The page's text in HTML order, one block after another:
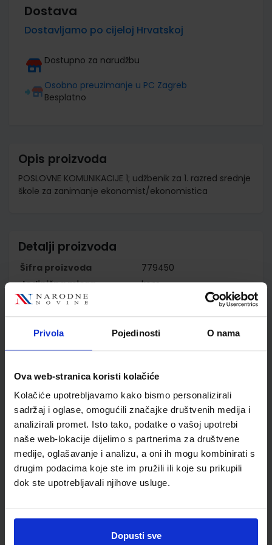
Privola Pojedinosti O nama
Ova web-stranica koristi kolačiće
Kolačiće upotrebljavamo kako bismo personalizirali
sadržaj i oglase, omogućili značajke društvenih medija i
analizirali promet. Isto tako, podatke o vašoj upotrebi
naše web-lokacije dijelimo s partnerima za društvene
medije, oglašavanje i analizu, a oni ih mogu kombinirati s
drugim podacima koje ste im pružili ili koje su prikupili
dok ste upotrebljavali njihove usluge.
Dopusti sve
Dostava
Dostavljamo po cijeloj Hrvatskoj
Dostupno za narudžbu
Osobno preuzimanje u PC Zagreb
Besplatno
Opis proizvoda
POSLOVNE KOMUNIKACIJE 1; udžbenik za 1. razred srednje
škole za zanimanje ekonomist/ekonomistica
Detalji proizvoda
Šifra proizvoda
779450
Jedinična mjera
kom
Nakladnik
ŠKOLSKA KNJIGA d.d.
Autor
Olivera Jurković Majić
Helena Majić
Vrsta škole
3 STRUKOVNA
Nastavni predmet
EKONOMSKE ŠKOLE
Reg br min
5416